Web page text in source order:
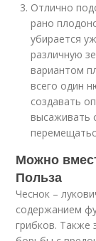
Отлично
рано
убирается
различную
вариантом
всего один
создавать
высаживать
Можно
Польза
Чеснок –
содержанием
грибков. Также